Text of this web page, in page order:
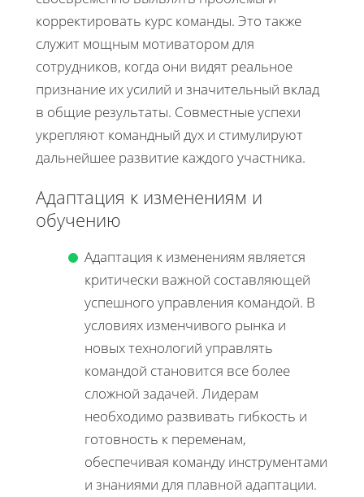
корректировать курс команды. Это также
служит мощным мотиватором для
сотрудников, когда они видят реальное
признание их усилий и значительный вклад
в общие результаты. Совместные успехи
укрепляют командный дух и стимулируют
дальнейшее развитие каждого участника.
Адаптация к изменениям и
обучению
Адаптация к изменениям является
критически важной составляющей
успешного управления командой. В
условиях изменчивого рынка и
новых технологий управлять
командой становится все более
сложной задачей. Лидерам
необходимо развивать гибкость и
готовность к переменам,
обеспечивая команду инструментами
и знаниями для плавной адаптации.